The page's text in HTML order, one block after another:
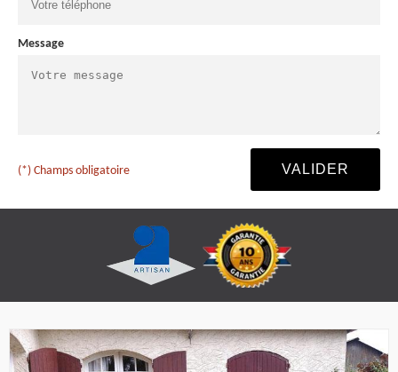
Message
(*) Champs obligatoire